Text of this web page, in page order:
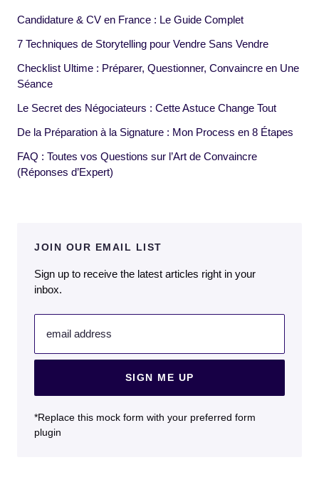
Candidature & CV en France : Le Guide Complet
7 Techniques de Storytelling pour Vendre Sans Vendre
Checklist Ultime : Préparer, Questionner, Convaincre en Une
Séance
Le Secret des Négociateurs : Cette Astuce Change Tout
De la Préparation à la Signature : Mon Process en 8 Étapes
FAQ : Toutes vos Questions sur l’Art de Convaincre
(Réponses d’Expert)
JOIN OUR EMAIL LIST
Sign up to receive the latest articles right in your
inbox.
email address
SIGN ME UP
*Replace this mock form with your preferred form
plugin